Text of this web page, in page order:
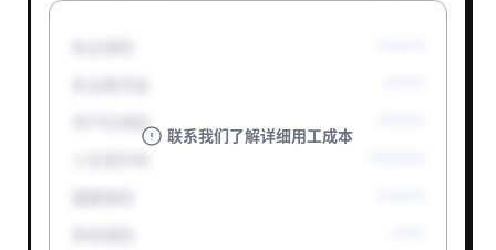
联系我们了解详细用工成本
孕产妇津贴